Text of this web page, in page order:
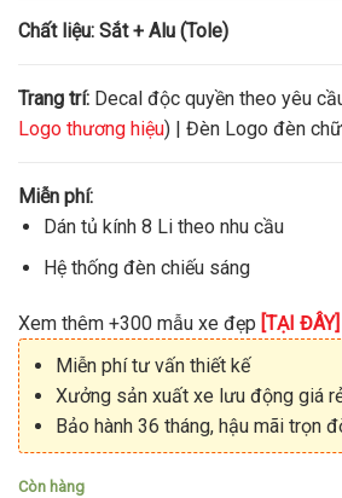
Chất liệu: Sắt + Alu (Tole)
Trang trí: Decal độc quyền theo yêu
Logo thương hiệu) | Đèn Logo đèn
Miễn phí:
Dán tủ kính 8 Li theo nhu cầu
Hệ thống đèn chiếu sáng
Xem thêm +300 mẫu xe đẹp [TẠI ĐÂY]
Miễn phí tư vấn thiết kế
Xưởng sản xuất xe lưu động giá
Bảo hành 36 tháng, hậu mãi trọn
Còn hàng